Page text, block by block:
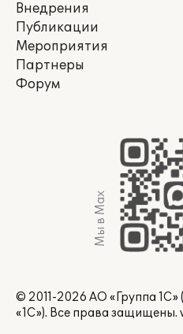
Внедрения
Публикации
Мероприятия
Партнеры
Форум
Мы в Max
© 2011-2026 АО «Группа
«1С»). Все права защищены.